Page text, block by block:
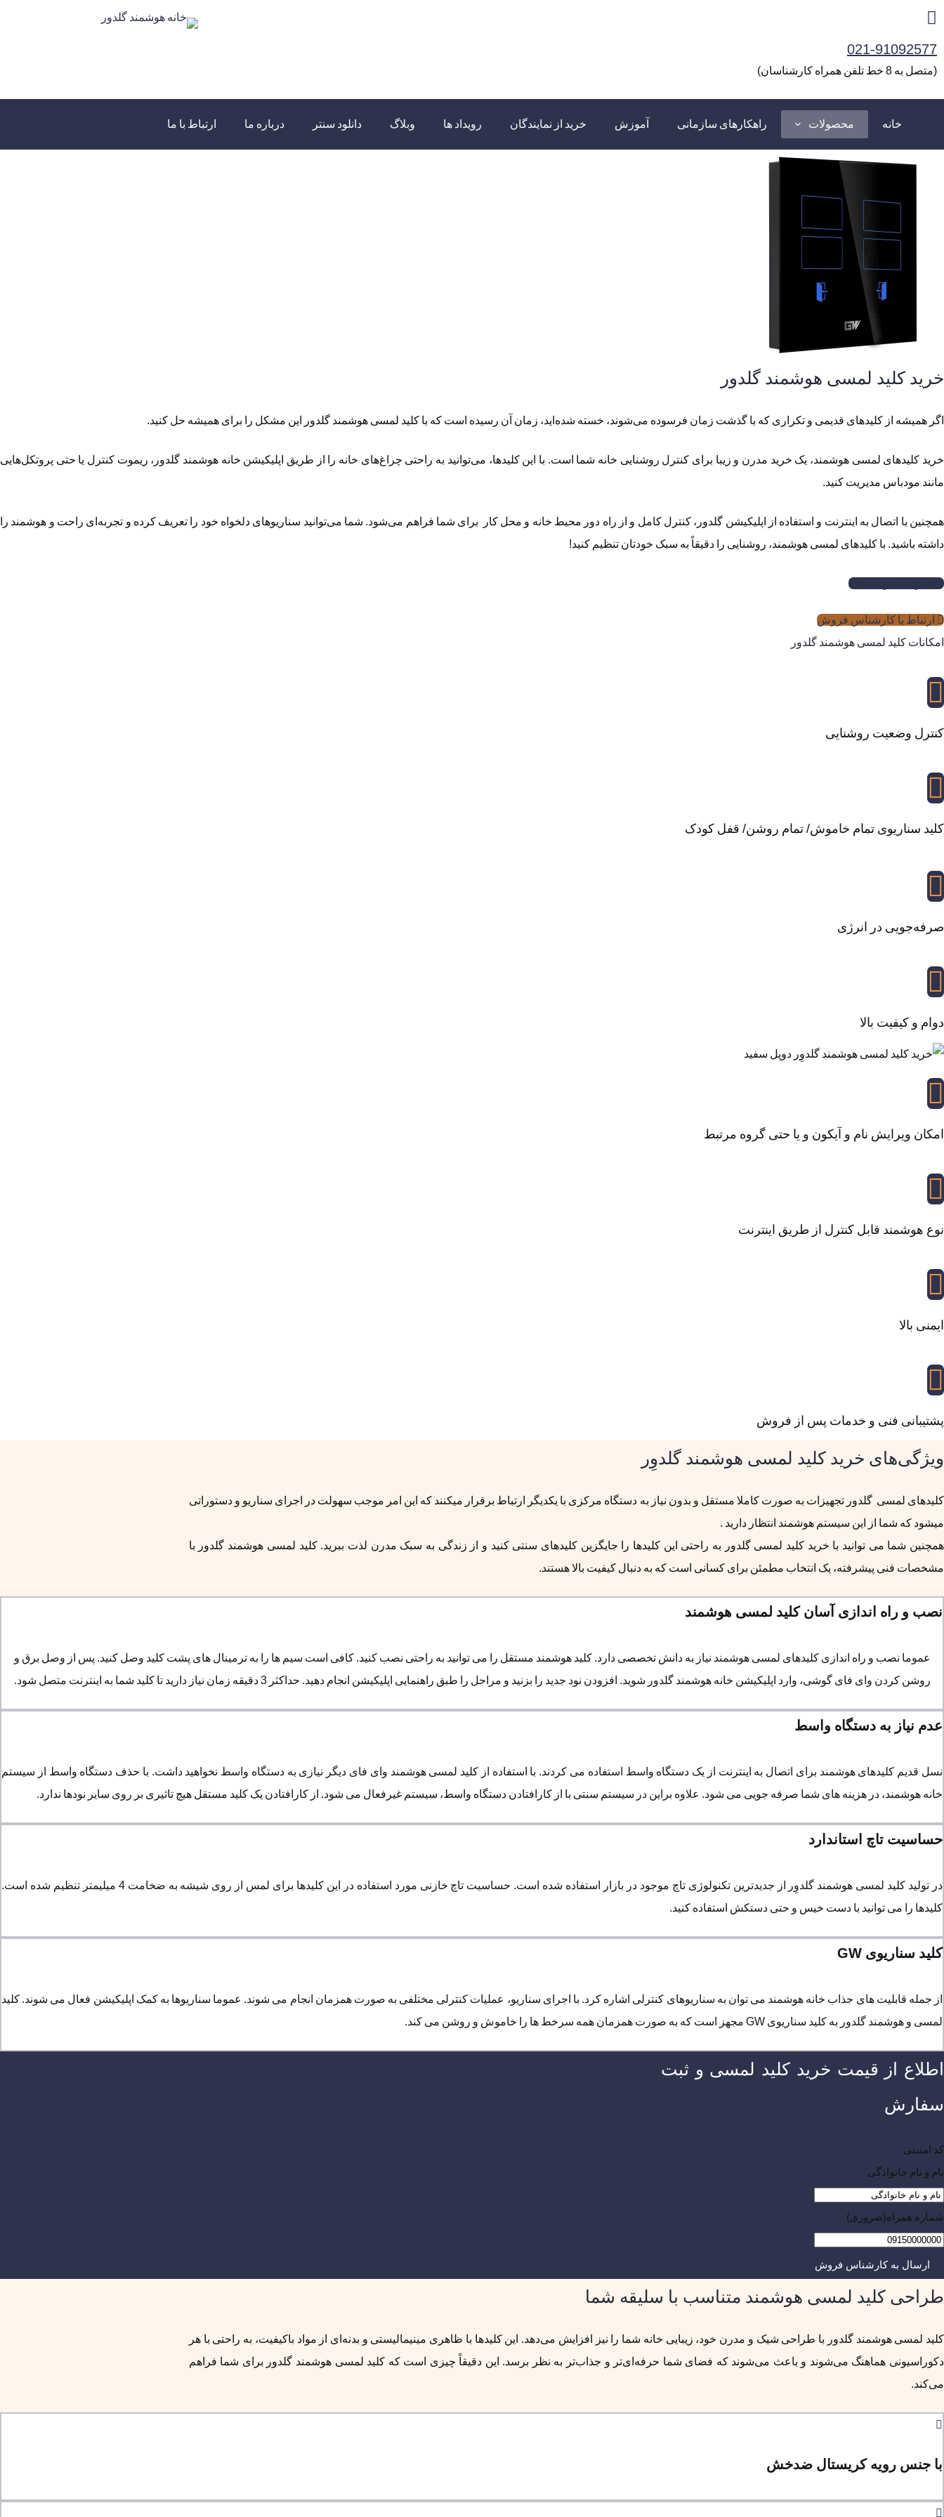
پرش
محتوا
021-91092577
(متصل به 8 خط تلفن همراه کارشناسان)
خانه محصولات راهکارهای سازمانی آموزش خرید از نمایندگان رویداد ها وبلاگ دانلود سنتر درباره ما ارتباط با ما
خرید کلید لمسی هوشمند گلدور
اگر همیشه از کلیدهای قدیمی و تکراری که با گذشت زمان فرسوده می‌شوند، خسته شده‌اید، زمان آن رسیده است که با کلید لمسی هوشمند گلدور این مشکل را برای همیشه حل کنید.
خرید کلیدهای لمسی هوشمند، یک خرید مدرن و زیبا برای کنترل روشنایی خانه شما است. با این کلیدها، می‌توانید به راحتی چراغ‌های خانه را از طریق اپلیکیشن خانه هوشمند گلدور، ریموت کنترل یا حتی پروتکل‌هایی
مانند مودباس مدیریت کنید.
همچنین با اتصال به اینترنت و استفاده از اپلیکیشن گلدور، کنترل کامل و از راه دور محیط خانه و محل کار برای شما فراهم می‌شود. شما می‌توانید سناریوهای دلخواه خود را تعریف کرده و تجربه‌ای راحت و هوشمند را
داشته باشید. با کلیدهای لمسی هوشمند، روشنایی را دقیقاً به سبک خودتان تنظیم کنید!
ارتباط با کارشناس فروش
امکانات کلید لمسی هوشمند گلدور
کنترل وضعیت روشنایی
کلید سناریوی تمام خاموش/ تمام روشن/ قفل کودک
صرفه‌جویی در انرژی
دوام و کیفیت بالا
امکان ویرایش نام و آیکون و یا حتی گروه مرتبط
نوع هوشمند قابل کنترل از طریق اینترنت
ایمنی بالا
پشتیبانی فنی و خدمات پس از فروش
ویژگی‌های خرید کلید لمسی هوشمند گلدوِر
کلیدهای لمسی گلدور تجهیزات به صورت کاملا مستقل و بدون نیاز به دستگاه مرکزی با یکدیگر ارتباط برقرار میکنند که این امر موجب سهولت در اجرای سناریو و دستوراتی
میشود که شما از این سیستم هوشمند انتظار دارید .
همچنین شما می توانید با خرید کلید لمسی گلدور به راحتی این کلیدها را جایگزین کلیدهای سنتی کنید و از زندگی به سبک مدرن لذت ببرید. کلید لمسی هوشمند گلدور با
مشخصات فنی پیشرفته، یک انتخاب مطمئن برای کسانی است که به دنبال کیفیت بالا هستند.
نصب و راه اندازی آسان کلید لمسی هوشمند
عموما نصب و راه اندازی کلیدهای لمسی هوشمند نیاز به دانش تخصصی دارد. کلید هوشمند مستقل را می توانید به راحتی نصب کنید. کافی است سیم ها را به ترمینال های پشت کلید وصل کنید. پس از وصل برق و
روشن کردن وای فای گوشی، وارد اپلیکیشن خانه هوشمند گلدور شوید. افزودن نود جدید را بزنید و مراحل را طبق راهنمایی اپلیکیشن انجام دهید. حداکثر 3 دقیقه زمان نیاز دارید تا کلید شما به اینترنت متصل شود.
عدم نیاز به دستگاه واسط
نسل قدیم کلیدهای هوشمند برای اتصال به اینترنت از یک دستگاه واسط استفاده می کردند. با استفاده از کلید لمسی هوشمند وای فای دیگر نیازی به دستگاه واسط نخواهید داشت. با حذف دستگاه واسط از سیستم
خانه هوشمند، در هزینه های شما صرفه جویی می شود. علاوه براین در سیستم سنتی با از کارافتادن دستگاه واسط، سیستم غیرفعال می شود. از کارافتادن یک کلید مستقل هیچ تاثیری بر روی سایر نودها ندارد.
حساسیت تاچ استاندارد
در تولید کلید لمسی هوشمند گلدوِر از جدیدترین تکنولوژی تاچ موجود در بازار استفاده شده است. حساسیت تاچ خازنی مورد استفاده در این کلیدها برای لمس از روی شیشه به ضخامت 4 میلیمتر تنظیم شده است.
کلیدها را می توانید با دست خیس و حتی دستکش استفاده کنید.
کلید سناریوی GW
از جمله قابلیت های جذاب خانه هوشمند می توان به سناریوهای کنترلی اشاره کرد. با اجرای سناریو، عملیات کنترلی مختلفی به صورت همزمان انجام می شوند. عموما سناریوها به کمک اپلیکیشن فعال می شوند. کلید
لمسی و هوشمند گلدور به کلید سناریوی GW مجهز است که به صورت همزمان همه سرخط ها را خاموش و روشن می کند.
اطلاع از قیمت خرید کلید لمسی و ثبت
سفارش
کد امنیتی
نام و نام خانوادگی
شماره همراه(ضروری)
طراحی کلید لمسی هوشمند متناسب با سلیقه شما
کلید لمسی هوشمند گلدور با طراحی شیک و مدرن خود، زیبایی خانه شما را نیز افزایش می‌دهد. این کلیدها با ظاهری مینیمالیستی و بدنه‌ای از مواد باکیفیت، به راحتی با هر
دکوراسیونی هماهنگ می‌شوند و باعث می‌شوند که فضای شما حرفه‌ای‌تر و جذاب‌تر به نظر برسد. این دقیقاً چیزی است که کلید لمسی هوشمند گلدور برای شما فراهم
می‌کند.
با جنس رویه کریستال ضدخش